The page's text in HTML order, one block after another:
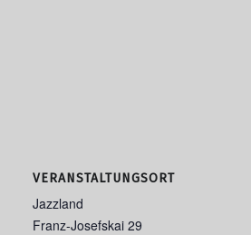
VERANSTALTUNGSORT
Jazzland
Franz-Josefskai 29